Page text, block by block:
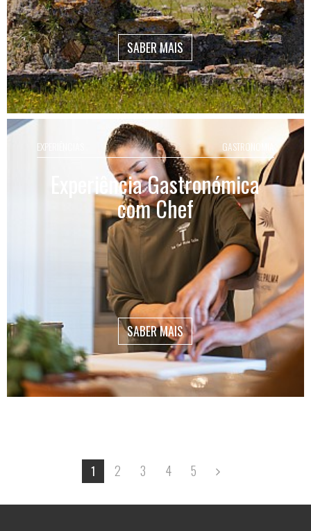
SABER MAIS
EXPERIÊNCIAS GASTRONOMIA
Experiência Gastronómica
com Chef
SABER MAIS
1 2 3 4 5